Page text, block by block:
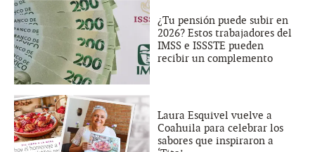
¿Tu pensión puede subir en
2026? Estos trabajadores del
IMSS e ISSSTE pueden
recibir un complemento
Laura Esquivel vuelve a
Coahuila para celebrar los
sabores que inspiraron a